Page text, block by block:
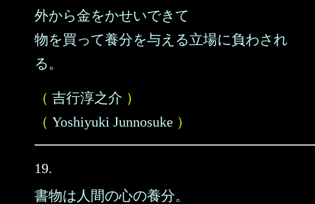
外から金をかせいできて
物を買って養分を与える立場に負わされ
る。
（ 吉行淳之介 ）
（ Yoshiyuki Junnosuke ）
19.
書物は人間の心の養分。